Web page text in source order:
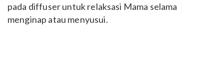
pada diffuser untuk relaksasi Mama selama
menginap atau menyusui.